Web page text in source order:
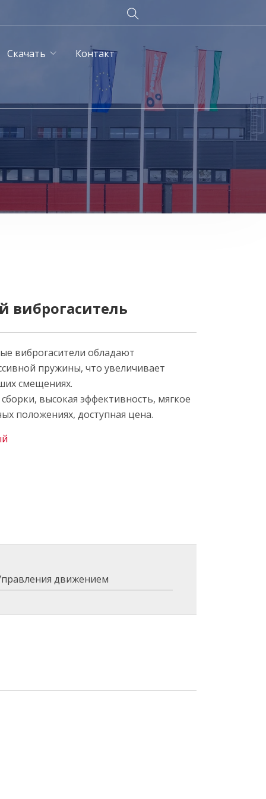
Скачать Контакт
виброгаситель
виброгасители обладают
пружины, что увеличивает
смещениях.
высокая эффективность, мягкое
положениях, доступная цена.
движением